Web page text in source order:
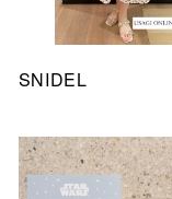
SNIDEL